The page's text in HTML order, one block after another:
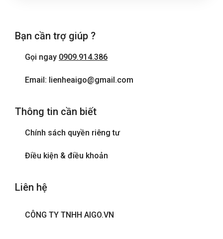
Bạn cần trợ giúp ?
Gọi ngay 0909.914.386
Email: lienheaigo@gmail.com
Thông tin cần biết
Chính sách quyền riêng tư
Điều kiện & điều khoản
Liên hệ
CÔNG TY TNHH AIGO.VN